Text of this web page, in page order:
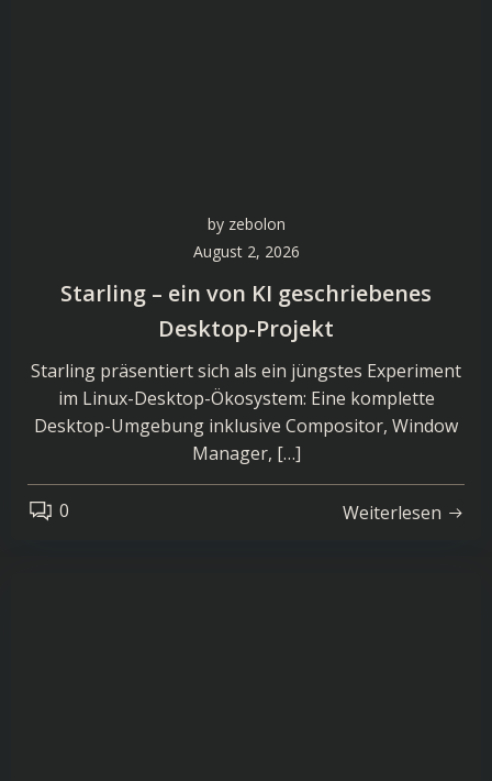
by zebolon
August 2, 2026
Starling – ein von KI geschriebenes
Desktop-Projekt
Starling präsentiert sich als ein jüngstes Experiment
im Linux-Desktop-Ökosystem: Eine komplette
Desktop-Umgebung inklusive Compositor, Window
Manager, […]
0 Weiterlesen